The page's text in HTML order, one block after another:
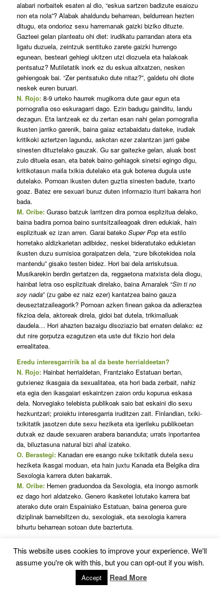
alabari norbaitek esaten al dio, “eskua sartzen badizute esaiozu
non eta nola”? Alabak ahaldundu beharrean, beldurrean hezten
ditugu, eta ondorioz sexu harremanak gaizki biziko dituzte.
Gazteei gelan planteatu ohi diet: irudikatu parrandan atera eta
ligatu duzuela, zeintzuk sentituko zarete gaizki hurrengo
egunean, besteari gehiegi ukitzen utzi diozuela eta halakoak
pentsatuz? Mutiletatik inork ez du eskua altxatzen, nesken
gehiengoak bai. “Zer pentsatuko dute nitaz?”, galdetu ohi diote
neskek euren buruari.
N. Rojo:8-9 urteko haurrek mugikorra dute gaur egun eta
pornografia oso eskuragarri dago. Ezin badugu gainditu, landu
dezagun. Eta lantzeak ez du zertan esan nahi gelan pornografia
ikusten jarriko garenik, baina gaiaz eztabaidatu daiteke, irudiak
kritikoki aztertzen lagundu, askotan ezer zalantzan jarri gabe
sinesten dituztelako gauzak. Gu sar gaitezke gelan, aluak bost
zulo dituela esan, eta batek baino gehiagok sinetsi egingo digu,
kritikotasun maila txikia dutelako eta guk boterea dugula uste
dutelako. Pornoan ikusten duten guztia sinesten badute, txarto
goaz. Batez ere sexuari buruz duten informazio iturri bakarra hori
bada.
M. Oribe:Guraso batzuk larritzen dira pornoa esplizitua delako,
baina badira pornoa baino suntsitzaileagoak diren edukiak, hain
esplizituak ez izan arren. Garai bateko Super Popeta estilo
horretako aldizkarietan adibidez, neskei bideratutako edukietan
ikusten duzu sumisioa goraipatzen dela, “zure bikotekidea nola
mantendu” gisako testen bidez. Hori bai dela arriskutsua.
Musikarekin berdin gertatzen da, reggaetona matxista dela diogu,
hainbat letra oso esplizituak direlako, baina Amaralek “Sin ti no
soy nada” (zu gabe ez naiz ezer) kantatzea baino gauza
deuseztatzaileagorik? Pornoan azken finean gakoa da adieraztea
fikzioa dela, aktoreak direla, gidoi bat dutela, trikimailuak
daudela… Hori ahazten bazaigu disoziazio bat ematen delako: ez
dut nire gorputza ezagutzen eta uste dut fikzio hori dela
errealitatea.
Eredu interesgarririk ba al da beste herrialdeetan?
N. Rojo:Hainbat herrialdetan, Frantziako Estatuan bertan,
gutxienez ikasgaia da sexualitatea, eta hori bada zerbait, nahiz
eta egia den ikasgaiari eskaintzen zaion ordu kopurua eskasa
dela. Norvegiako telebista publikoak saio bat eskaini dio sexu
hezkuntzari; proiektu interesgarria iruditzen zait. Finlandian, txiki-
txikitatik jasotzen dute sexu heziketa eta igerileku publikoetan
dutxak ez daude sexuaren arabera bananduta; urrats inportantea
da, biluztasuna natural bizi ahal izateko.
O. Berastegi:Kanadan ere esango nuke txikitatik dutela sexu
heziketa ikasgai moduan, eta hain juxtu Kanada eta Belgika dira
Sexologia karrera duten bakarrak.
M. Oribe:Hemen graduondoa da Sexologia, eta inongo asmorik
ez dago hori aldatzeko. Genero ikasketei lotutako karrera bat
aterako dute orain Espainiako Estatuan, baina generoa gure
diziplinak barnebiltzen du, sexologiak, eta sexologia karrera
bihurtu beharrean sotoan dute baztertuta.
This website uses cookies to improve your experience. We'll
assume you're ok with this, but you can opt-out if you wish.
Accept Read More